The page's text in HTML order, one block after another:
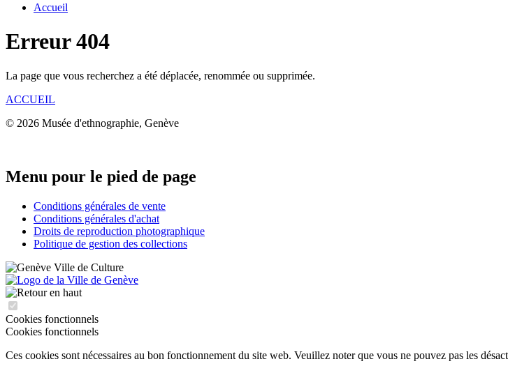
Accueil
Erreur 404
La page que vous recherchez a été déplacée, renommée ou supprimée.
ACCUEIL
© 2026 Musée d'ethnographie, Genève
Menu pour le pied de page
Conditions générales de vente
Conditions générales d'achat
Droits de reproduction photographique
Politique de gestion des collections
Cookies fonctionnels
Cookies fonctionnels
Ces cookies sont nécessaires au bon fonctionnement du site web. Veuillez noter que vous ne pouvez pas les